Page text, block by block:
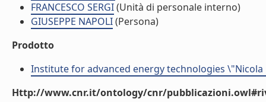
FRANCESCO SERGI(Unità di personale interno)
GIUSEPPE NAPOLI(Persona)
Prodotto
Institute for advanced energy technologies \"Nicola
Http://www.cnr.it/ontology/cnr/